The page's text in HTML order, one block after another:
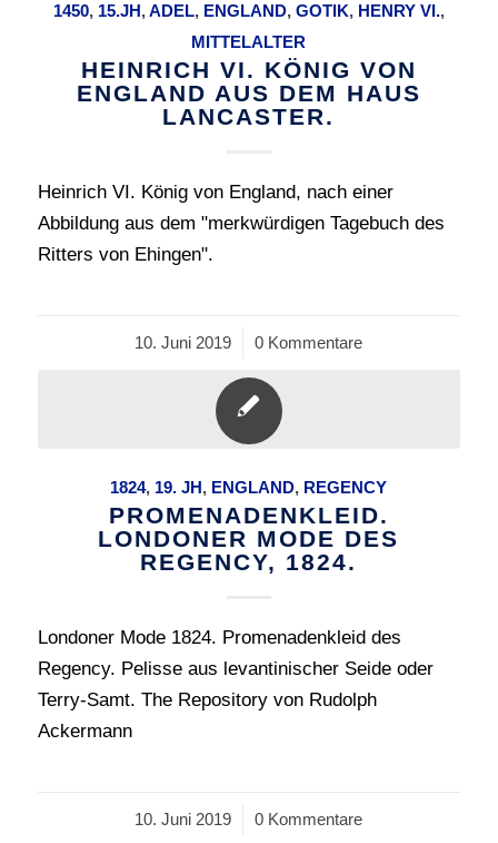
1450, 15.JH,ADEL, ENGLAND, GOTIK, HENRY VI.,
MITTELALTER
HEINRICH VI. KÖNIG VON
ENGLAND AUS DEM HAUS
LANCASTER.
Heinrich VI. König von England, nach einer
Abbildung aus dem "merkwürdigen Tagebuch des
Ritters von Ehingen".
10. Juni 2019
/ 0 Kommentare
1824, 19. JH, ENGLAND, REGENCY
PROMENADENKLEID.
LONDONER MODE DES
REGENCY, 1824.
Londoner Mode 1824. Promenadenkleid des
Regency. Pelisse aus levantinischer Seide oder
Terry-Samt. The Repository von Rudolph
Ackermann
10. Juni 2019
/ 0 Kommentare